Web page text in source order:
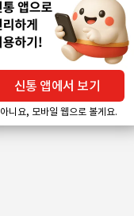
신통 앱에서 보기
아니요, 모바일 웹으로 볼게요.